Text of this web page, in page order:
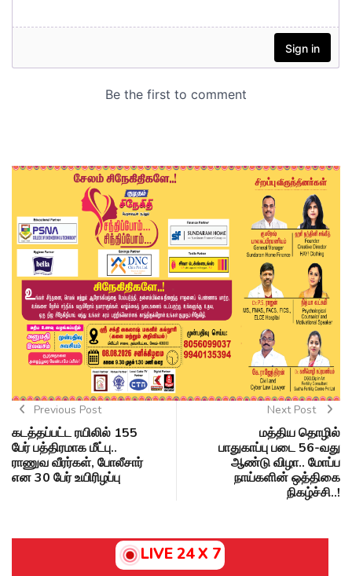
Previous Post
கடத்தப்பட்ட ரயிலில் 155
பேர் பத்திரமாக மீட்பு..
ராணுவ வீரர்கள், போலீசார்
என 30 பேர் உயிரிழப்பு
Next Post
மத்திய தொழில்
பாதுகாப்பு படை 56-வது
ஆண்டு விழா.. மோப்ப
நாய்களின் ஒத்திகை
நிகழ்ச்சி..!
LIVE 24 X 7